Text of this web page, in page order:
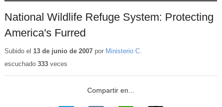
National Wildlife Refuge System: Protecting
America's Furred
Subido el 13 de junio de 2007por Ministerio C.
escuchado 333veces